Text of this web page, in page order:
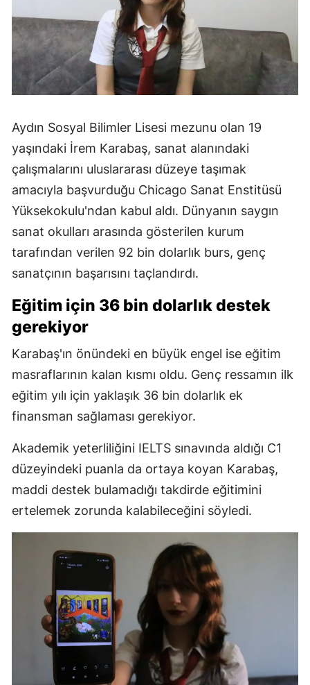
Aydın Sosyal Bilimler Lisesi mezunu olan 19
yaşındaki İrem Karabaş, sanat alanındaki
çalışmalarını uluslararası düzeye taşımak
amacıyla başvurduğu Chicago Sanat Enstitüsü
Yüksekokulu'ndan kabul aldı. Dünyanın saygın
sanat okulları arasında gösterilen kurum
tarafından verilen 92 bin dolarlık burs, genç
sanatçının başarısını taçlandırdı.
Eğitim için 36 bin dolarlık destek
gerekiyor
Karabaş'ın önündeki en büyük engel ise eğitim
masraflarının kalan kısmı oldu. Genç ressamın ilk
eğitim yılı için yaklaşık 36 bin dolarlık ek
finansman sağlaması gerekiyor.
Akademik yeterliliğini IELTS sınavında aldığı C1
düzeyindeki puanla da ortaya koyan Karabaş,
maddi destek bulamadığı takdirde eğitimini
ertelemek zorunda kalabileceğini söyledi.